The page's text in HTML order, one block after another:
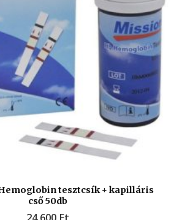
tesztcsík + kapilláris
cső 50db